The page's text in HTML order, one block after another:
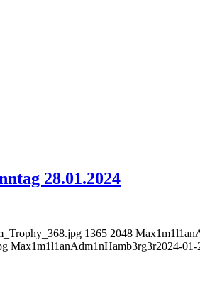
28.01.2024
1365 2048
Max1m1l1anAdm1nHamb3rg3r2024-01-